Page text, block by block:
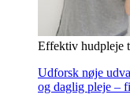
Effektiv hudpleje
Udforsk nøje
og daglig pleje –